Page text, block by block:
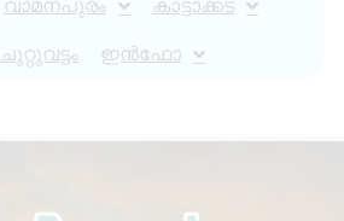
വാമനപുരം കാട്ടാക്കട
ചുറ്റുവട്ടം ഇൻഫോ